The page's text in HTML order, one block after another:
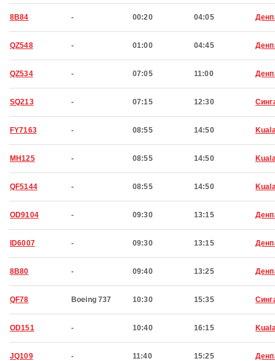
8B84 - 00:20 04:05
QZ548 - 01:00 04:45
QZ534 - 07:05 11:00
SQ213 - 07:15 12:30
FY7163 - 08:55 14:50
MH125 - 08:55 14:50
QF5144 - 08:55 14:50
OD9104 - 09:30 13:15
ID6007 - 09:30 13:15
8B80 - 09:40 13:25
QF78 Boeing 737 10:30 15:35
OD151 - 10:40 16:15
JQ109 - 11:40 15:25